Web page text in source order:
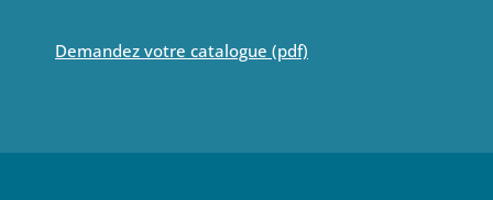
Demandez votre catalogue (pdf)